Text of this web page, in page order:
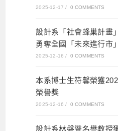
2025-12-17 / 0 COMMENTS
設計系「社會蜂巢計畫
勇奪全國「未來進行市
2025-12-16 / 0 COMMENTS
本系博士生符馨榮獲
榮譽獎
2025-12-16 / 0 COMMENTS
設計系林磐聳名譽教授